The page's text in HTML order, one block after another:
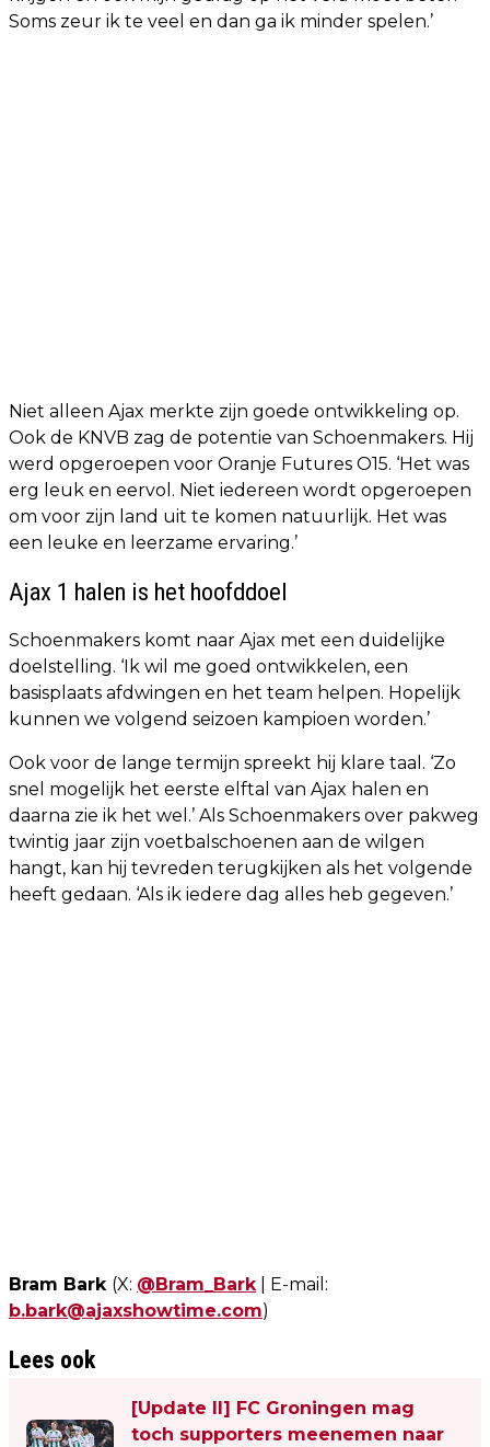
Soms zeur ik te veel en dan ga ik minder spelen.’
Niet alleen Ajax merkte zijn goede ontwikkeling op.
Ook de KNVB zag de potentie van Schoenmakers. Hij
werd opgeroepen voor Oranje Futures O15. ‘Het was
erg leuk en eervol. Niet iedereen wordt opgeroepen
om voor zijn land uit te komen natuurlijk. Het was
een leuke en leerzame ervaring.’
Ajax 1 halen is het hoofddoel
Schoenmakers komt naar Ajax met een duidelijke
doelstelling. ‘Ik wil me goed ontwikkelen, een
basisplaats afdwingen en het team helpen. Hopelijk
kunnen we volgend seizoen kampioen worden.’
Ook voor de lange termijn spreekt hij klare taal. ‘Zo
snel mogelijk het eerste elftal van Ajax halen en
daarna zie ik het wel.’ Als Schoenmakers over pakweg
twintig jaar zijn voetbalschoenen aan de wilgen
hangt, kan hij tevreden terugkijken als het volgende
heeft gedaan. ‘Als ik iedere dag alles heb gegeven.’
Bram Bark (X: @Bram_Bark| E-mail:
b.bark@ajaxshowtime.com)
Lees ook
[Update II] FC Groningen mag
toch supporters meenemen naar